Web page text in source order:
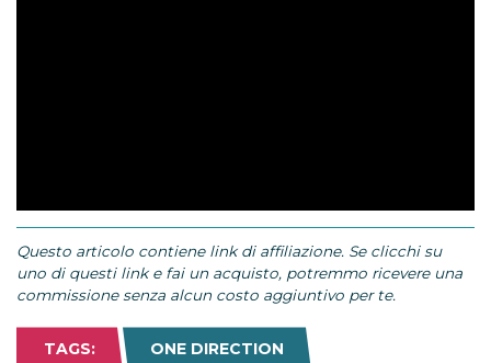
Questo articolo contiene link di affiliazione. Se clicchi su
uno di questi link e fai un acquisto, potremmo ricevere una
commissione senza alcun costo aggiuntivo per te.
TAGS: ONE DIRECTION